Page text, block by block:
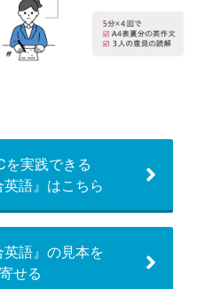
を実践できる
英語』はこちら
英語』の見本を
せる